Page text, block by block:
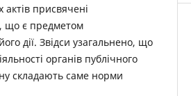
присвячені
що є предметом
дії. Звідси узагальнено, що
органів публічного
складають саме норми